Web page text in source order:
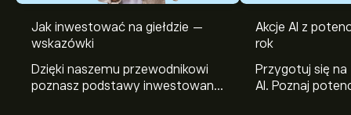
Jak inwestować na giełdzie —
wskazówki
Dzięki naszemu przewodnikowi
poznasz podstawy inwestowania
Akcje AI z
rok
Przygotuj się
AI. Poznaj